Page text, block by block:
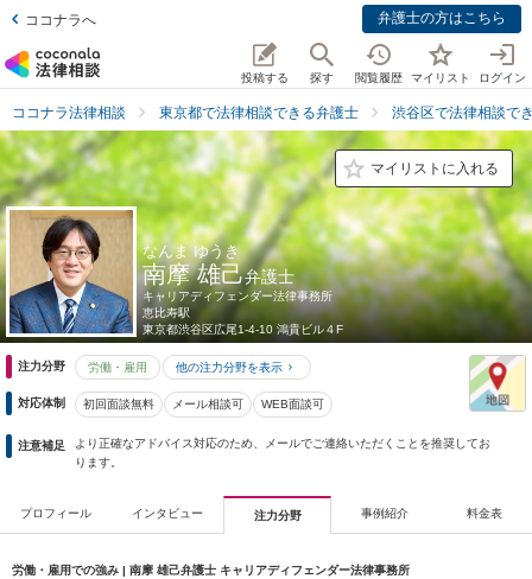
ココナラへ 弁護士の方はこちら
投稿する 探す 閲覧履歴 マイリスト ログイン
ココナラ法律相談 東京都で法律相談できる弁護士 渋谷区で法律相談で
マイリストに入れる
なんま ゆうき
南摩 雄己弁護士
キャリアディフェンダー法律事務所
恵比寿駅
東京都渋谷区広尾1-4-10 鴻貴ビル４F
注力分野 労働・雇用 他の注力分野を表示
対応体制 初回面談無料 メール相談可 WEB面談可
注意補足
より正確なアドバイス対応のため、メールでご連絡いただくことを推奨してお
ります。
プロフィール インタビュー 注力分野 事例紹介 料金表
労働・雇用での強み | 南摩 雄己弁護士 キャリアディフェンダー法律事務所